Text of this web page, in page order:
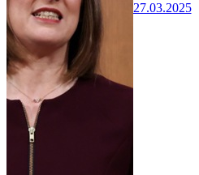
27.03.2025